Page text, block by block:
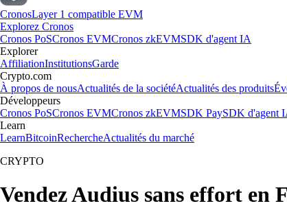
CronosLayer 1 compatible EVM
Explorez Cronos
Cronos PoSCronos EVMCronos zkEVMSDK d'agent IA
Explorer
AffiliationInstitutionsGarde
Crypto.com
À propos de nousActualités de la sociétéActualités des produits
Développeurs
Cronos PoSCronos EVMCronos zkEVMSDK PaySDK d'agent
Learn
LearnBitcoinRechercheActualités du marché
CRYPTO
Vendez Audius sans effort en